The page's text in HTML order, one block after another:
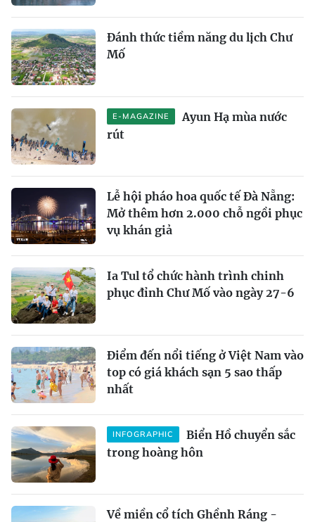
Đánh thức tiềm năng du lịch Chư
Mố
E-MAGAZINE
Ayun Hạ mùa nước
rút
Lễ hội pháo hoa quốc tế Đà Nẵng:
Mở thêm hơn 2.000 chỗ ngồi phục
vụ khán giả
Ia Tul tổ chức hành trình chinh
phục đỉnh Chư Mố vào ngày 27-6
Điểm đến nổi tiếng ở Việt Nam vào
top có giá khách sạn 5 sao thấp
nhất
INFOGRAPHIC
Biển Hồ chuyển sắc
trong hoàng hôn
Về miền cổ tích Ghềnh Ráng -